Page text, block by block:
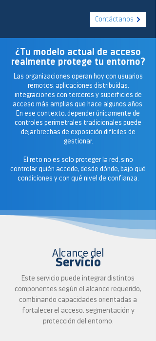
Contáctanos
¿Tu modelo actual de acceso
realmente protege tu entorno?
Las organizaciones operan hoy con usuarios
remotos, aplicaciones distribuidas,
integraciones con terceros y superficies de
acceso más amplias que hace algunos años.
En ese contexto, depender únicamente de
controles perimetrales tradicionales puede
dejar brechas de exposición difíciles de
gestionar.
El reto no es solo proteger la red, sino
controlar quién accede, desde dónde, bajo qué
condiciones y con qué nivel de confianza.
Alcance del
Servicio
Este servicio puede integrar distintos
componentes según el alcance requerido,
combinando capacidades orientadas a
fortalecer el acceso, segmentación y
protección del entorno.